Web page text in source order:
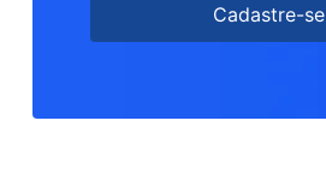
Cadastre-se